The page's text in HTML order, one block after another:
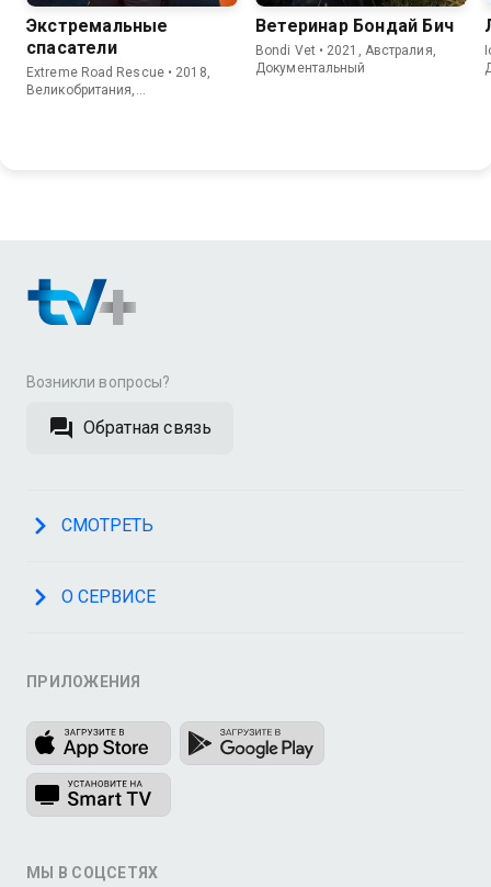
Экстремальные
спасатели
Extreme Road Rescue • 2018,
Великобритания,
Ветеринар Бондай Бич
Bondi Vet • 2021, Австралия,
Документальный
Возникли вопросы?
Обратная связь
СМОТРЕТЬ
О СЕРВИСЕ
ПРИЛОЖЕНИЯ
МЫ В СОЦСЕТЯХ